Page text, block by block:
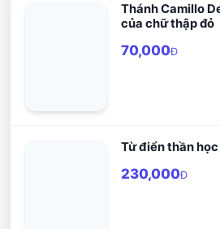
Thánh Camillo
của chữ thập đỏ
70,000Đ
Từ điển thần
230,000Đ